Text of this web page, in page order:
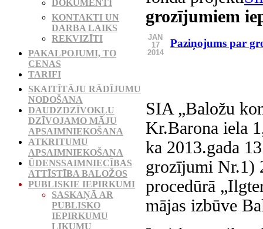
grozījumiem
JAN
17
2014
Paziņojums par
SIA „Baložu
Kr.Barona iela
ka 2013.gada
grozījumi Nr.1)
procedūrā
mājas izbūve
DOKUMENTI
KONTAKTI UN
DARBA LAIKS
REKVIZĪTI
PAKALPOJUMI, TO
CENAS
TARIFI
SKAITĪTĀJU RĀDĪJUMU
NODOŠANA
DAUDZDZĪVOKĻU
DZĪVOJAMO MĀJU
APSAIMNIEKOŠANA
ATKRITUMU
APSAIMNIEKOŠANA
ŪDENSSAIMNIECĪBAS
ATTĪSTĪBA BALOŽOS
PUBLISKIE IEPIRKUMI
SASKAŅĀ AR
PUBLISKO
IEPIRKUMU
LIKUMU